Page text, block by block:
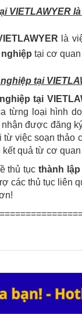
VIETLAWYER
là
tại cơ
tại
tại
từng loại hình
được đăng
việc soạn thảo
quả từ cơ
thủ tụcthành
các thủ tục liên